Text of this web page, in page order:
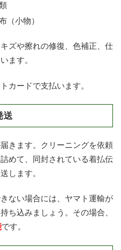
（小物）
ズや擦れの修復、色補正、仕
ます。
カードで支払います。
送
きます。クリーニングを依頼
めて、同封されている着払伝
します。
ない場合には、ヤマト運輸が
ち込みましょう。その場合、
です。